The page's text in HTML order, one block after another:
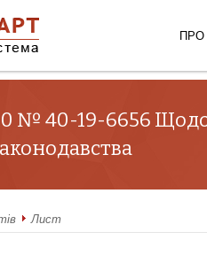
№ 40-19-6656
Лист